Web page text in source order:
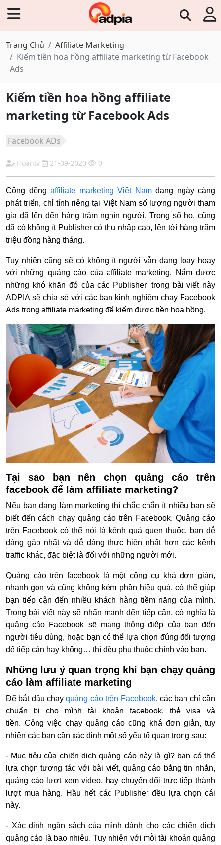
Trang Chủ
Affiliate Marketing
Kiếm tiền hoa hồng affiliate marketing từ Facebook
Ads
Kiếm tiền hoa hồng affiliate
marketing từ Facebook Ads
Facebook ADs
Hoantv 21-09-2020 0
Cộng đồng affiliate marketing Việt Namđang ngày càng
phát triển, chỉ tính riêng tại Việt Nam số lượng người tham
gia đã lên đến hàng trăm nghìn người. Trong số họ, cũng
đã có không ít Publisher có thu nhập cao, lên tới hàng trăm
triệu đồng hàng tháng.
Tuy nhiên cũng sẽ có không ít người vẫn đang loay hoay
với những quảng cáo của affiliate marketing. Nắm được
những khó khăn đó của các Publisher, trong bài viết này
ADPIA sẽ chia sẻ với các bạn kinh nghiệm chạy Facebook
Ads trong affiliate marketing để kiếm được tiền hoa hồng.
Tại sao bạn nên chọn quảng cáo trên
facebook để làm affiliate marketing?
Nếu bạn đang làm marketing thì chắc chắn ít nhiều bạn sẽ
biết đến cách chạy quảng cáo trên Facebook. Quảng cáo
trên Facebook có thể nói là kênh quá quen thuộc, bạn dễ
dàng gặp nhất và dễ dàng thực hiện nhất hơn các kênh
traffic khác, đặc biệt là đối với những người mới.
Quảng cáo trên facebook là một công cụ khá đơn giản,
nhanh gọn và cũng không kém phần hiệu quả, có thể giúp
bạn tiếp cận đến nhiều khách hàng tiềm năng của mình.
Trong bài viết này sẽ nhấn mạnh đến tiếp cận, có nghĩa là
quảng cáo Facebook sẽ mang thông điệp của bạn đến
người tiêu dùng, hoặc bạn có thể lựa chọn đúng đối tượng
để tiếp cận hay không… thì đều phụ thuộc chính vào bạn.
Những lưu ý quan trọng khi bạn chạy quảng
cáo làm affiliate marketing
Để bắt đầu chạyquảng cáo trên Facebook, các bạn chỉ cần
chuẩn bị cho mình tài khoản facebook, thẻ visa và
tiền. Công việc chạy quảng cáo cũng khá đơn giản, tuy
nhiên các bạn cần xác định một số yếu tố quan trọng sau:
- Mục tiêu của chiến dịch quảng cáo này là gì? bạn có thể
lựa chọn tương tác với bài viết, quảng cáo bằng tin nhắn,
quảng cáo lượt xem video, hay chuyển đổi trực tiếp thành
lượt mua hàng. Hầu hết các Publisher đều lựa chọn cái
này.
- Xác định ngân sách của mình dành cho các chiến dịch
quảng cáo là bao nhiêu. Tuy nhiên với mỗi tài khoản quảng